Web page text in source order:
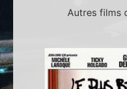
Autres films